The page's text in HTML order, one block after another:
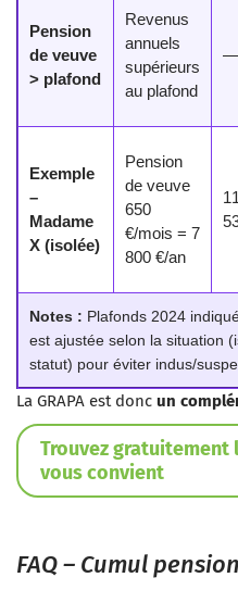
Pension
de veuve
> plafond
Revenus
annuels
supérieurs
au plafond
—
Exemple
–
Madame
X (isolée)
Pension
de veuve
650
€/mois = 7
800 €/an
11
Notes : Plafonds 2024
est ajustée selon la situation
statut) pour éviter indus/
La GRAPA est donc un
Trouvez gratuitement
vous convient
FAQ – Cumul